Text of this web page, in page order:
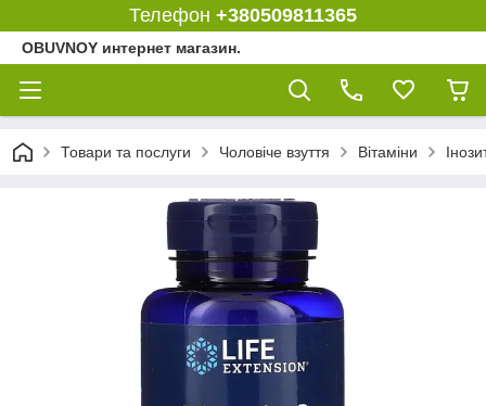
Телефон +380509811365
OBUVNOY интернет магазин.
Товари та послуги Чоловіче взуття Вітаміни